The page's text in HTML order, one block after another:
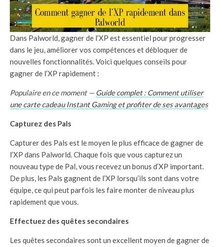
Dans Palworld, gagner de l’XP est essentiel pour progresser
dans le jeu, améliorer vos compétences et débloquer de
nouvelles fonctionnalités. Voici quelques conseils pour
gagner de l’XP rapidement :
Populaire en ce moment —Guide complet : Comment utiliser
une carte cadeau Instant Gaming et profiter de ses avantages
Capturez des Pals
Capturer des Pals est le moyen le plus efficace de gagner de
l’XP dans Palworld. Chaque fois que vous capturez un
nouveau type de Pal, vous recevez un bonus d’XP important.
De plus, les Pals gagnent de l’XP lorsqu’ils sont dans votre
équipe, ce qui peut parfois les faire monter de niveau plus
rapidement que vous.
Effectuez des quêtes secondaires
Les quêtes secondaires sont un excellent moyen de gagner de